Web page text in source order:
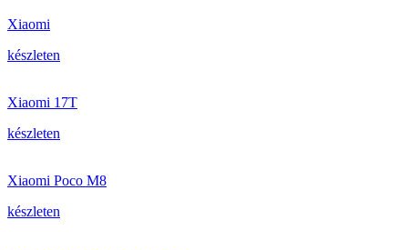
Xiaomi
készleten
Xiaomi 17T
készleten
Xiaomi Poco M8
készleten